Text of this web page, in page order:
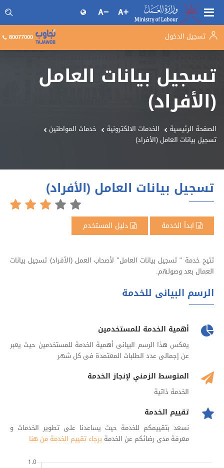
البحث فى موقع وزارة العمل تسجيل الدخول 80077000
تسجيل بيانات العامل
(الأفراد)
الصفحة الرئيسية الخدمات الالكترونية
خدمات المواطنين
تسجيل بيانات العامل (الأفراد)
تسجيل بيانات العامل (الأفراد)
ابدأ الخدمة دليل المستخدم
تتيح خدمة " تسجيل بيانات العامل" لأصحاب العمل (الأفراد) تسجيل بيانات
العمال بعد وصولهم.
الرسم البيانى للخدمة
أهمية الخدمة للمستخدمين
يعكس هذا الرسم البيانى أهمية الخدمة للمستخدمين حيث يعبر
عن إجمالى عدد الطلبات المعتمدة فى كل شهر
المتوسط الزمني لإنجاز الخدمة
الخدمة ذاتية
تقييم الخدمة
نسعد بتقييمكم للخدمة حيث يساعدنا على تطوير الخدمات و
معرفة مدى رضائكم عن الخدمة برجاء تقييم الخدمة من هنا